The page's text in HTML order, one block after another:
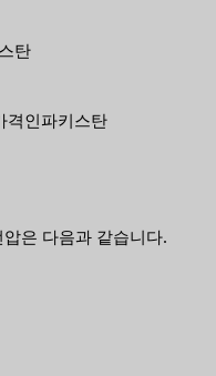
탄
격인파키스탄
은 다음과 같습니다.